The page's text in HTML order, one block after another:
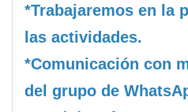
*Trabajaremos en la
las actividades.
*Comunicación con
del grupo de